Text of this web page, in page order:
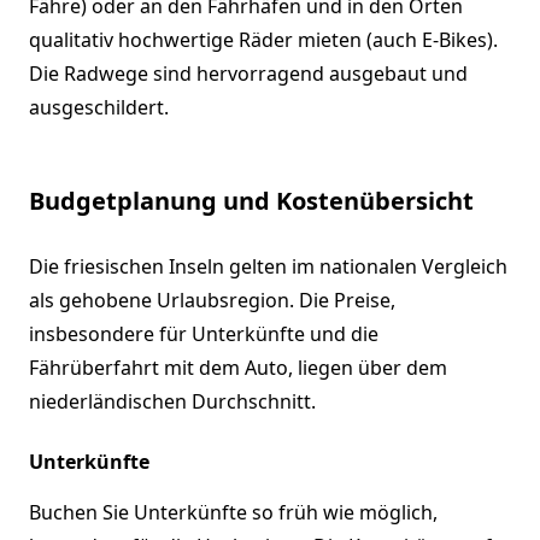
Fähre) oder an den Fährhäfen und in den Orten
qualitativ hochwertige Räder mieten (auch E-Bikes).
Die Radwege sind hervorragend ausgebaut und
ausgeschildert.
Budgetplanung und Kostenübersicht
Die friesischen Inseln gelten im nationalen Vergleich
als gehobene Urlaubsregion. Die Preise,
insbesondere für Unterkünfte und die
Fährüberfahrt mit dem Auto, liegen über dem
niederländischen Durchschnitt.
Unterkünfte
Buchen Sie Unterkünfte so früh wie möglich,